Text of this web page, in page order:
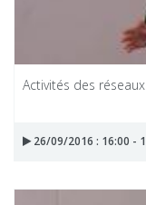
Activités des
26/09/2016 : 16:00 -